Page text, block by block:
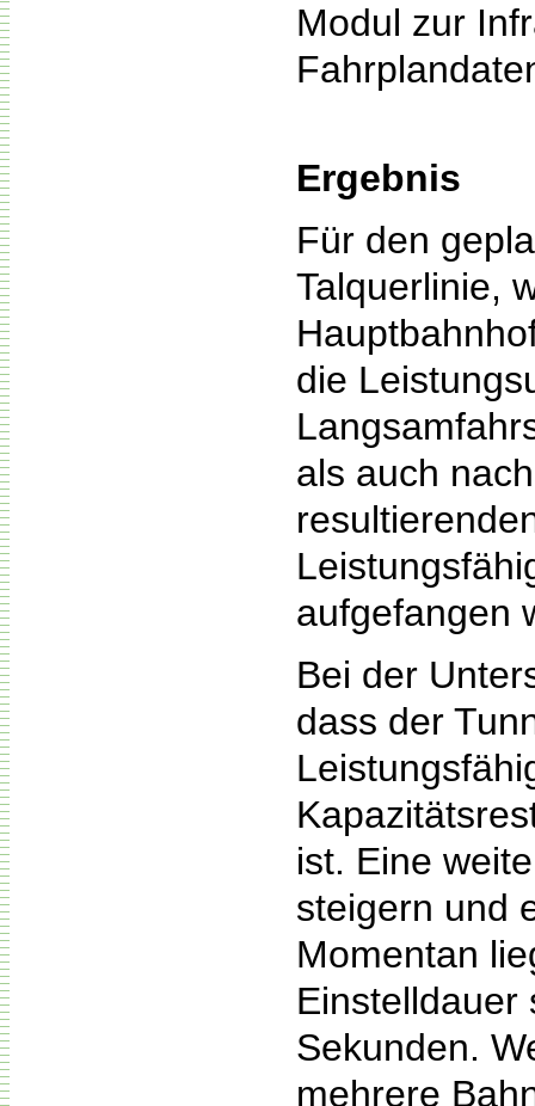
Modul zur
Ergebnis
Für den
Talquerlinie,
die
als auch
aufgefangen
Bei der
dass der
ist. Eine
steigern und
Momentan
Einstelldauer
Sekunden.
mehrere